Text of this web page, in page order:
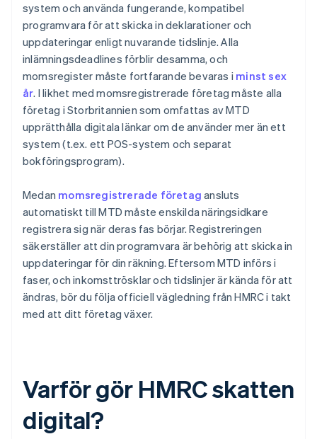
system och använda fungerande, kompatibel
programvara för att skicka in deklarationer och
uppdateringar enligt nuvarande tidslinje. Alla
inlämningsdeadlines förblir desamma, och
momsregister måste fortfarande bevaras i minst sex
år. I likhet med momsregistrerade företag måste alla
företag i Storbritannien som omfattas av MTD
upprätthålla digitala länkar om de använder mer än ett
system (t.ex. ett POS-system och separat
bokföringsprogram).
Medan momsregistrerade företag ansluts
automatiskt till MTD måste enskilda näringsidkare
registrera sig när deras fas börjar. Registreringen
säkerställer att din programvara är behörig att skicka in
uppdateringar för din räkning. Eftersom MTD införs i
faser, och inkomsttrösklar och tidslinjer är kända för att
ändras, bör du följa officiell vägledning från HMRC i takt
med att ditt företag växer.
Varför gör HMRC skatten
digital?